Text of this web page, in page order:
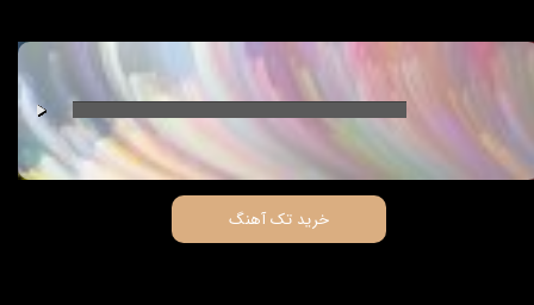
00:00/00:00
خرید تک آهنگ